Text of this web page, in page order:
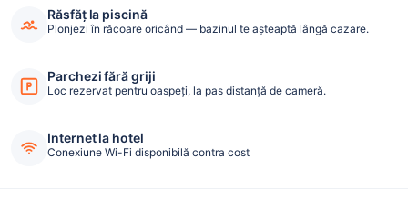
Răsfăț la piscină
Plonjezi în răcoare oricând — bazinul te așteaptă lângă cazare.
Parchezi fără griji
Loc rezervat pentru oaspeți, la pas distanță de cameră.
Internet la hotel
Conexiune Wi-Fi disponibilă contra cost